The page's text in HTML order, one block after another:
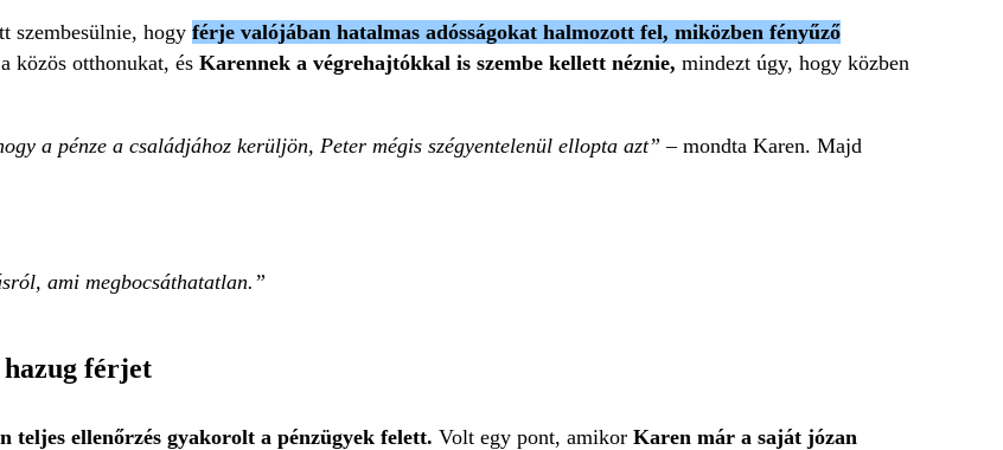
szembesülnie, hogy férje valójában hatalmas adósságokat halmozott fel, miközben fényűző
közös otthonukat, és Karennek a végrehajtókkal is szembe kellett néznie, mindezt úgy, hogy közben
a pénze a családjához kerüljön, Peter mégis szégyentelenül ellopta azt” – mondta Karen. Majd
ami megbocsáthatatlan.
férjet
teljes ellenőrzés gyakorolt a pénzügyek felett. Volt egy pont, amikor Karen már a saját józan